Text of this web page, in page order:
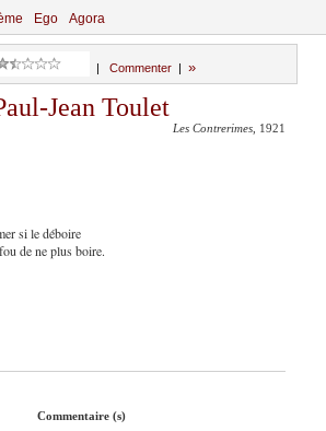
Ego Agora
Commenter| »
Jean Toulet
Les Contrerimes , 1921
si le déboire
de ne plus boire.
Commentaire (s)